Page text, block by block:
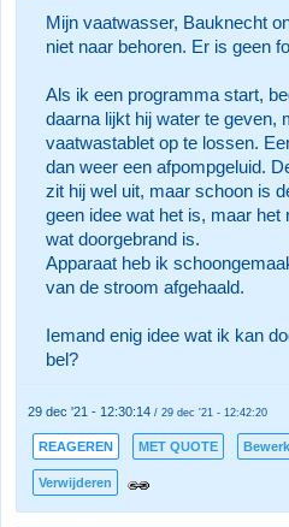
Mijn vaatwasser, Bauknecht
niet naar behoren. Er is geen
Als ik een programma start,
daarna lijkt hij water te geven,
vaatwastablet op te lossen.
dan weer een afpompgeluid.
zit hij wel uit, maar schoon is
geen idee wat het is, maar het
wat doorgebrand is.
Apparaat heb ik
van de stroom afgehaald.
Iemand enig idee wat ik kan
bel?
29 dec '21 - 12:30:14 / 29 dec '21 - 12:42:20
REAGEREN MET QUOTE
Verwijderen